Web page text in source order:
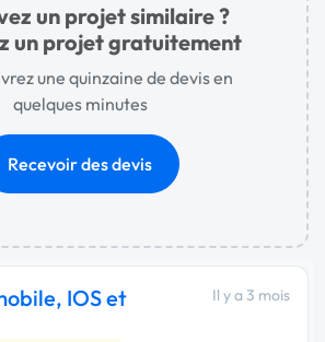
un projet similaire ?
un projet gratuitement
une quinzaine de devis en
quelques minutes
Recevoir des devis
IOS et
Il y a 3 mois